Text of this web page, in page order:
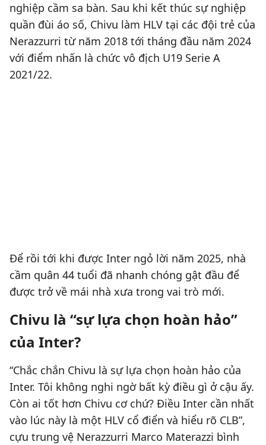
nghiệp cầm sa bàn. Sau khi kết thúc sự nghiệp
quần đùi áo số, Chivu làm HLV tại các đội trẻ của
Nerazzurri từ năm 2018 tới tháng đầu năm 2024
với điểm nhấn là chức vô địch U19 Serie A
2021/22.
Để rồi tới khi được Inter ngỏ lời năm 2025, nhà
cầm quân 44 tuổi đã nhanh chóng gật đầu để
được trở về mái nhà xưa trong vai trò mới.
Chivu là “sự lựa chọn hoàn hảo”
của Inter?
“Chắc chắn Chivu là sự lựa chọn hoàn hảo của
Inter. Tôi không nghi ngờ bất kỳ điều gì ở cậu ấy.
Còn ai tốt hơn Chivu cơ chứ? Điều Inter cần nhất
vào lúc này là một HLV cổ điển và hiểu rõ CLB”,
cựu trung vệ Nerazzurri Marco Materazzi bình